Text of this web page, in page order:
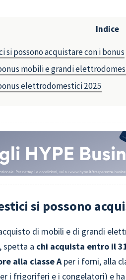
Indice
possono acquistare con i bonus
mobili e grandi
elettrodomestici 2025
si possono
di mobili e di grandi
spetta a chi acquista entro il
alla classe Aper i forni, alla
i frigoriferi e i congelatori) e